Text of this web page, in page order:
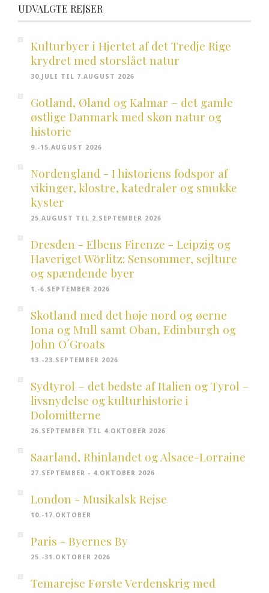
UDVALGTE REJSER
Kulturbyer i Hjertet af det Tredje Rige
krydret med storslået natur
30.JULI TIL 7.AUGUST 2026
Gotland, Øland og Kalmar – det gamle
østlige Danmark med skøn natur og
historie
9.-15.AUGUST 2026
Nordengland - I historiens fodspor af
vikinger, klostre, katedraler og smukke
kyster
25.AUGUST TIL 2.SEPTEMBER 2026
Dresden - Elbens Firenze - Leipzig og
Haveriget Wörlitz: Sensommer, sejlture
og spændende byer
1.-6.SEPTEMBER 2026
Skotland med det høje nord og øerne
Iona og Mull samt Oban, Edinburgh og
John O´Groats
13.-23.SEPTEMBER 2026
Sydtyrol – det bedste af Italien og Tyrol –
livsnydelse og kulturhistorie i
Dolomitterne
26.SEPTEMBER TIL 4.OKTOBER 2026
Saarland, Rhinlandet og Alsace-Lorraine
27.SEPTEMBER - 4.OKTOBER 2026
London - Musikalsk Rejse
10.-17.OKTOBER
Paris - Byernes By
25.-31.OKTOBER 2026
Temarejse Første Verdenskrig med